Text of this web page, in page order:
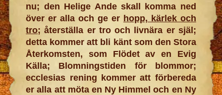
nu; den Helige Ande skall komma ned
över er alla och ge er hopp, kärlek och
tro; återställa er tro och livnära er själ;
detta kommer att bli känt som den Stora
Återkomsten, som Flödet av en Evig
Källa; Blomningstiden för blommor;
ecclesias rening kommer att förbereda
er alla att möta en Ny Himmel och en Ny